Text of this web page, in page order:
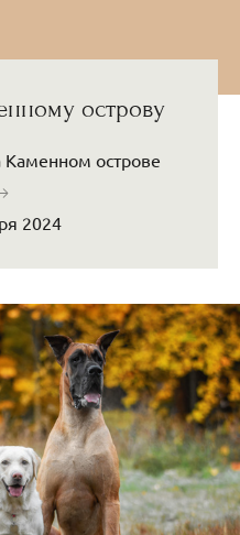
острову
Каменном острове
2024